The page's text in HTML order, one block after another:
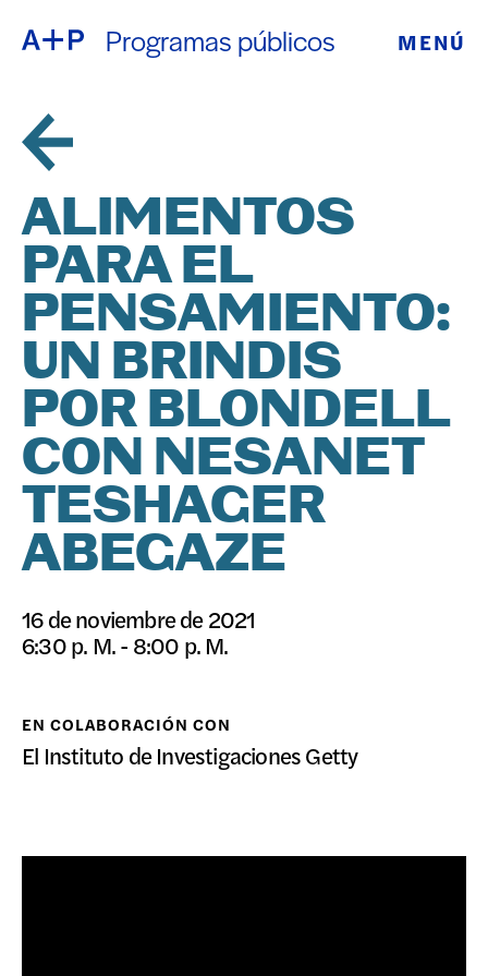
Programas públicos MENÚ
EDUCACIÓN
JUVENTUD
DE CRIANZA
PROGRAMAS
PÚBLICOS
ARCHIVO
DONAR
ESPAÑOL
普通话
日本語
ALIMENTOS
PARA EL
PENSAMIENTO:
UN BRINDIS
POR BLONDELL
CON NESANET
TESHAGER
ABEGAZE
16 de noviembre de 2021
6:30 p. M. - 8:00 p. M.
EN COLABORACIÓN CON
El Instituto de Investigaciones Getty